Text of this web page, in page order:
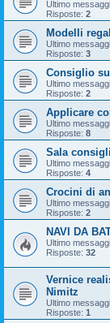
Ultimo
Risposte: 2
Modelli
Ultimo
Risposte: 3
Consiglio
Ultimo
Risposte: 2
Applicare
Ultimo
Risposte: 8
Sala
Ultimo
Risposte: 4
Crocini di
Ultimo
Risposte: 2
NAVI DA
Ultimo
Risposte: 32
Vernice
Nimitz
Ultimo
Risposte: 1